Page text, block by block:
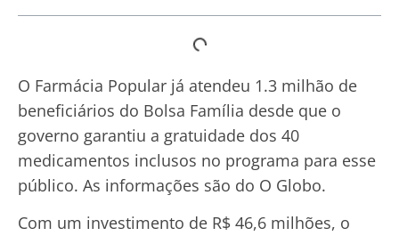
O Farmácia Popular já atendeu 1.3 milhão de
beneficiários do Bolsa Família desde que o
governo garantiu a gratuidade dos 40
medicamentos inclusos no programa para esse
público. As informações são do O Globo.
Com um investimento de R$ 46,6 milhões, o